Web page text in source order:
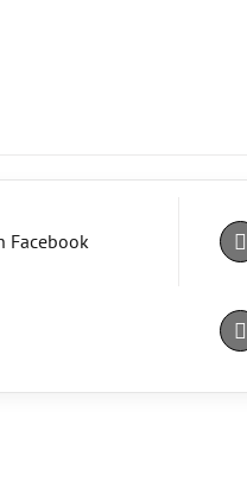
Facebook